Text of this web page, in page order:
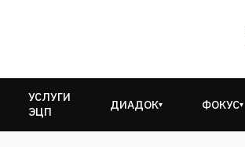
УСЛУГИ
ЭЦП
ДИАДОК▾ ФОКУС▾